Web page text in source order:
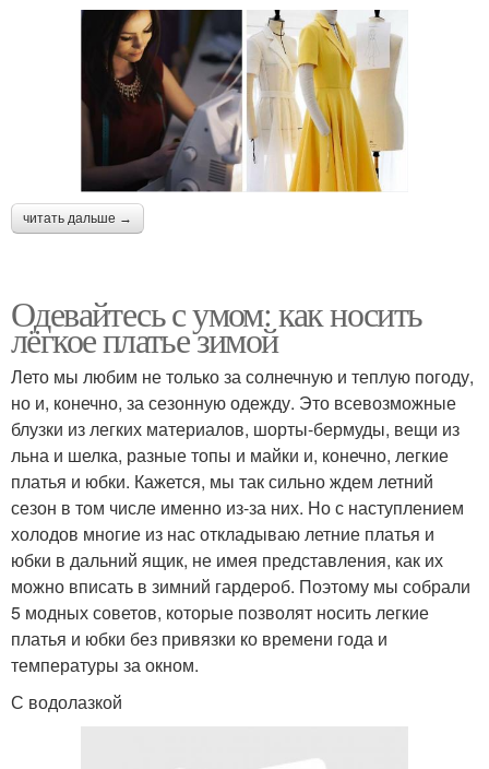
читать дальше →
Одевайтесь с умом: как носить
лёгкое платье зимой
Лето мы любим не только за солнечную и теплую погоду,
но и, конечно, за сезонную одежду. Это всевозможные
блузки из легких материалов, шорты-бермуды, вещи из
льна и шелка, разные топы и майки и, конечно, легкие
платья и юбки. Кажется, мы так сильно ждем летний
сезон в том числе именно из-за них. Но с наступлением
холодов многие из нас откладываю летние платья и
юбки в дальний ящик, не имея представления, как их
можно вписать в зимний гардероб. Поэтому мы собрали
5 модных советов, которые позволят носить легкие
платья и юбки без привязки ко времени года и
температуры за окном.
С водолазкой